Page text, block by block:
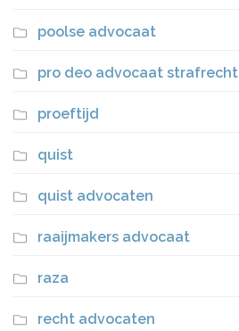
poolse advocaat
pro deo advocaat strafrecht
proeftijd
quist
quist advocaten
raaijmakers advocaat
raza
recht advocaten